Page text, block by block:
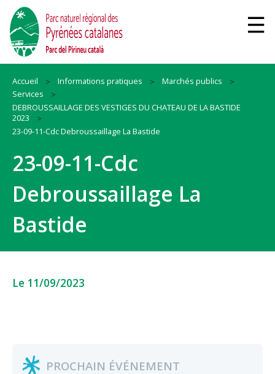
Accueil Informations pratiques
Marchés publics
Services
DEBROUSSAILLAGE DES VESTIGES DU CHATEAU DE LA BASTIDE
2023
23-09-11-Cdc Debroussaillage La Bastide
23-09-11-Cdc
Debroussaillage La
Bastide
Le 11/09/2023
PROCHAIN ÉVÉNEMENT